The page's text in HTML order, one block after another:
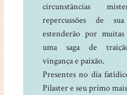
circunstâncias
repercussões de
estenderão por muitas
uma saga de
vingança e paixão.
Presentes no dia
Pilaster e seu primo